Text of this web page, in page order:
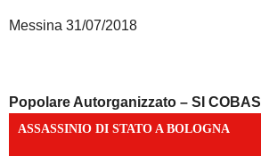
Messina 31/07/2018
Popolare Autorganizzato – SI
ASSASSINIO DI STATO A BOLOGNA